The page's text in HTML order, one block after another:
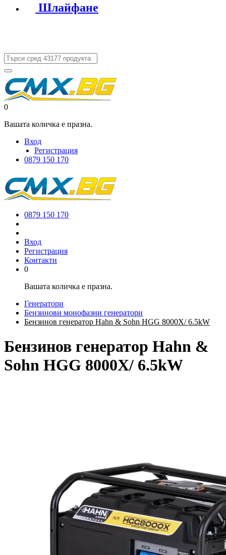
Шлайфане
0
Вашата количка е празна.
Вход
Регистрация
0879 150 170
0879 150 170
Вход
Регистрация
Контакти
0
Вашата количка е празна.
Генератори
Бензинови монофазни генератори
Бензинов генератор Hahn & Sohn HGG 8000X/ 6.5kW
Бензинов генератор Hahn &
Sohn HGG 8000X/ 6.5kW